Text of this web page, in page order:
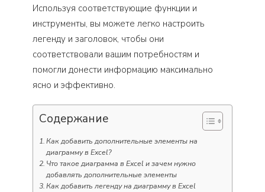
Используя соответствующие функции и
инструменты, вы можете легко настроить
легенду и заголовок, чтобы они
соответствовали вашим потребностям и
помогли донести информацию максимально
ясно и эффективно.
Содержание
Как добавить дополнительные элементы на
диаграмму в Excel?
Что такое диаграмма в Excel и зачем нужно
добавлять дополнительные элементы
Как добавить легенду на диаграмму в Excel